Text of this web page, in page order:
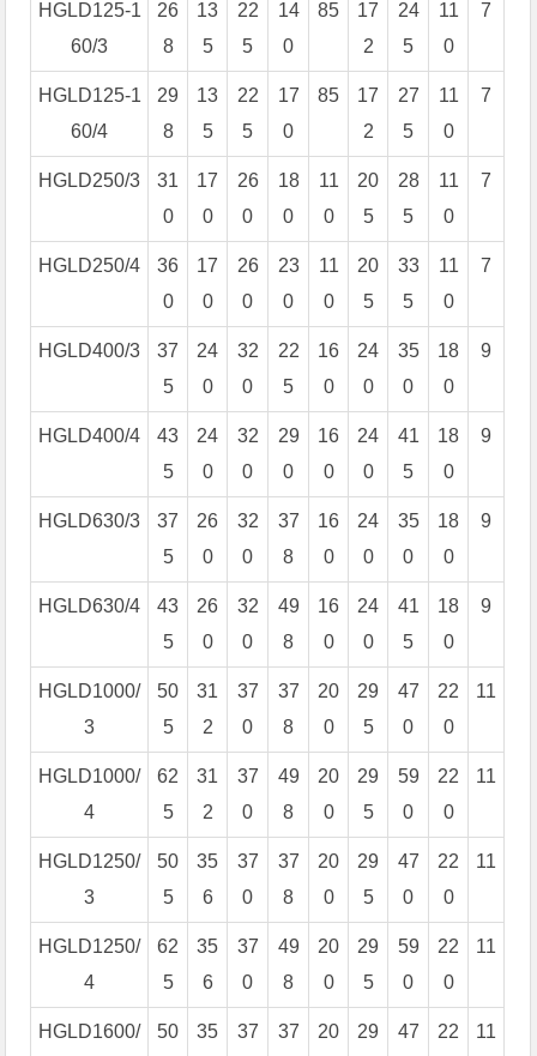
HGLD125-1
60/3
26
8
13
5
22
5
14
0
85
17
2
24
5
11
0
7
HGLD125-1
60/4
29
8
13
5
22
5
17
0
85
17
2
27
5
11
0
7
HGLD250/3
31
0
17
0
26
0
18
0
11
0
20
5
28
5
11
0
7
HGLD250/4
36
0
17
0
26
0
23
0
11
0
20
5
33
5
11
0
7
HGLD400/3
37
5
24
0
32
0
22
5
16
0
24
0
35
0
18
0
9
HGLD400/4
43
5
24
0
32
0
29
0
16
0
24
0
41
5
18
0
9
HGLD630/3
37
5
26
0
32
0
37
8
16
0
24
0
35
0
18
0
9
HGLD630/4
43
5
26
0
32
0
49
8
16
0
24
0
41
5
18
0
9
HGLD1000/
3
50
5
31
2
37
0
37
8
20
0
29
5
47
0
22
0
11
HGLD1000/
4
62
5
31
2
37
0
49
8
20
0
29
5
59
0
22
0
11
HGLD1250/
3
50
5
35
6
37
0
37
8
20
0
29
5
47
0
22
0
11
HGLD1250/
4
62
5
35
6
37
0
49
8
20
0
29
5
59
0
22
0
11
HGLD1600/
50
35
37
37
20
29
47
22
11